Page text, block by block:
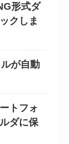
形式ダ
クしま
が自動
トフォ
ダに保